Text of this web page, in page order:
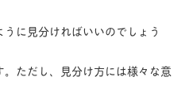
に見分ければいいのでしょう
ただし、見分け方には様々な意